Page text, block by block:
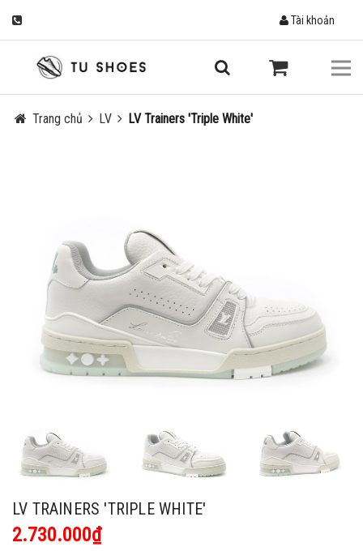
Tài khoản
Trang chủ LV LV Trainers 'Triple White'
LV TRAINERS 'TRIPLE WHITE'
2.730.000₫